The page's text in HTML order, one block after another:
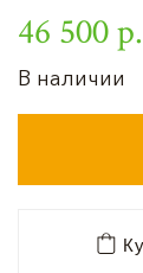
46 500 р.
В наличии